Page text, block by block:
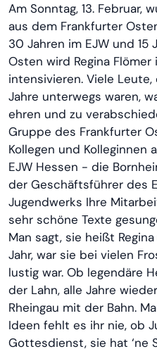
Am Sonntag, 13. Februar,
aus dem Frankfurter
30 Jahren im EJW und 15
Osten wird Regina
intensivieren. Viele
Jahre unterwegs waren,
ehren und zu
Gruppe des Frankfurter
Kollegen und Kolleginnen
EJW Hessen - die
der Geschäftsführer des
Jugendwerks Ihre
sehr schöne Texte
Man sagt, sie heißt
Jahr, war sie bei vielen
lustig war. Ob legendäre
der Lahn, alle Jahre
Rheingau mit der Bahn.
Ideen fehlt es ihr nie, ob
Gottesdienst, sie hat ‘ne